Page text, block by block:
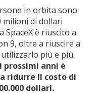
in orbita sono
milioni di dollari
SpaceX è riuscito a
9, oltre a riuscire a
più e più
prossimi anni è
ridurre il costo di
dollari.